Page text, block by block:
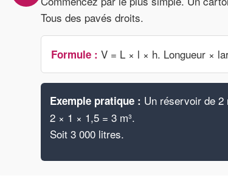
Tous des pavés droits.
Formule : V = L × l × h. Longueur ×
Exemple pratique : Un réservoir de 2
2 × 1 × 1,5 = 3 m³.
Soit 3 000 litres.